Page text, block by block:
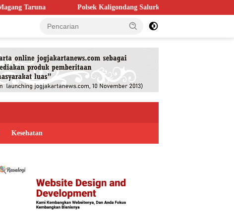
Polsek Kaligondang Salurkan 1.200 Liter Air Bersih untuk Warga
Kesehatan